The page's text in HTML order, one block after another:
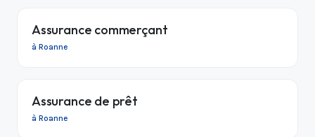
Assurance commerçant
à Roanne
Assurance de prêt
à Roanne